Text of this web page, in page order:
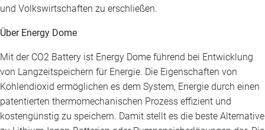
und Volkswirtschaften zu erschließen.
Über Energy Dome
Mit der CO2 Battery ist Energy Dome führend bei Entwicklung
von Langzeitspeichern für Energie. Die Eigenschaften von
Kohlendioxid ermöglichen es dem System, Energie durch einen
patentierten thermomechanischen Prozess effizient und
kostengünstig zu speichern. Damit stellt es die beste Alternative